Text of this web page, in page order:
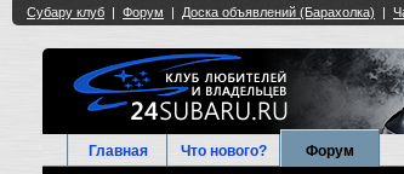
Главная Что нового? Форум